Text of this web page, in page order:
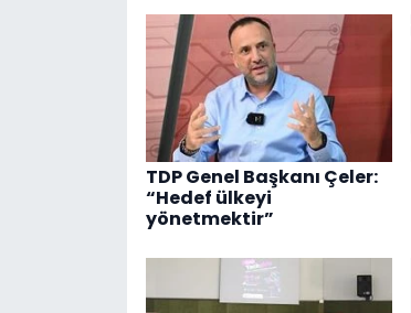
TDP Genel Başkanı Çeler:
“Hedef ülkeyi
yönetmektir”